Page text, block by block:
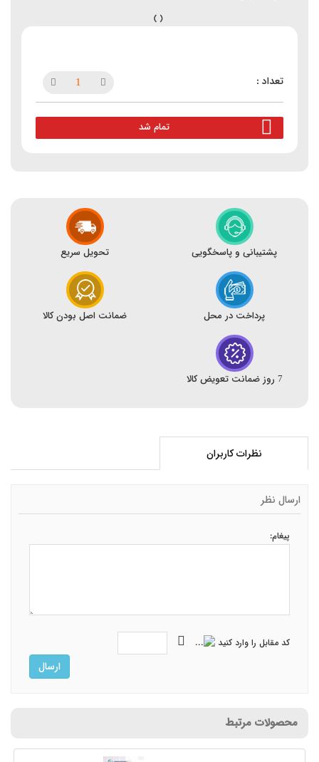
تمام شد
پشتیبانی و پاسخگویی تحویل سریع
پرداخت در محل ضمانت اصل بودن کالا
7 روز ضمانت تعویض کالا
نظرات کاربران
ارسال نظر
پیغام:
کد مقابل را وارد کنید
ارسال
محصولات مرتبط